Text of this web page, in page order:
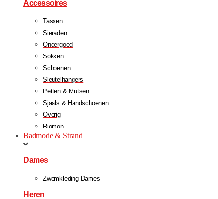
Accessoires
Tassen
Sieraden
Ondergoed
Sokken
Schoenen
Sleutelhangers
Petten & Mutsen
Sjaals & Handschoenen
Overig
Riemen
Badmode & Strand
Dames
Zwemkleding Dames
Heren